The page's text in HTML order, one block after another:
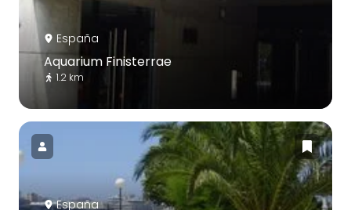
España
Aquarium Finisterrae
1.2 km
España